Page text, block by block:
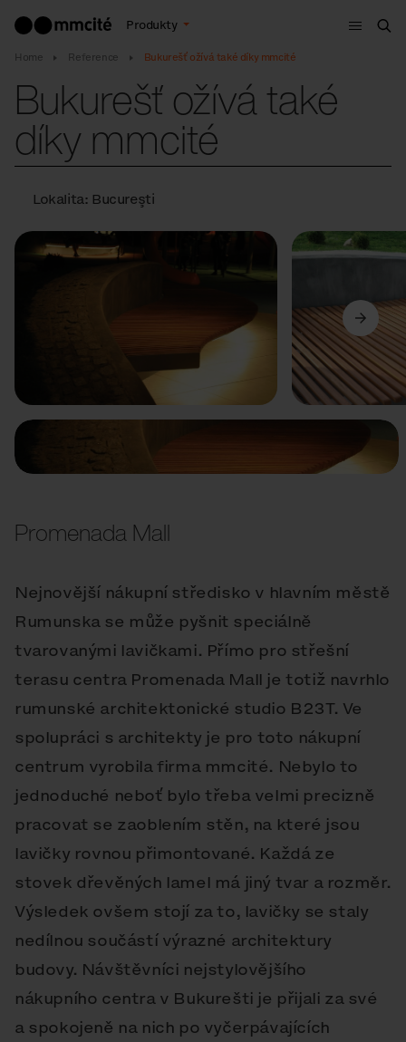
Produkty
Menu
Home Reference Bukurešť ožívá také díky mmcité
Bukurešť ožívá také
díky mmcité
Lokalita: Bucureşti
Další
Promenada Mall
Nejnovější nákupní středisko v hlavním městě
Rumunska se může pyšnit speciálně
tvarovanými lavičkami. Přímo pro střešní
terasu centra Promenada Mall je totiž navrhlo
rumunské architektonické studio B23T. Ve
spolupráci s architekty je pro toto nákupní
centrum vyrobila firma mmcité. Nebylo to
jednoduché neboť bylo třeba velmi precizně
pracovat se zaoblením stěn, na které jsou
lavičky rovnou přimontované. Každá ze
stovek dřevěných lamel má jiný tvar a rozměr.
Výsledek ovšem stojí za to, lavičky se staly
nedílnou součástí výrazné architektury
budovy. Návštěvníci nejstylovějšího
nákupního centra v Bukurešti je přijali za své
a spokojeně na nich po vyčerpávajících